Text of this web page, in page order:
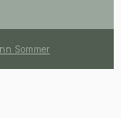
Sommer